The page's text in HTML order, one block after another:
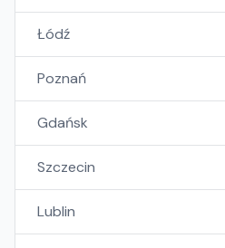
Łódź
Poznań
Gdańsk
Szczecin
Lublin